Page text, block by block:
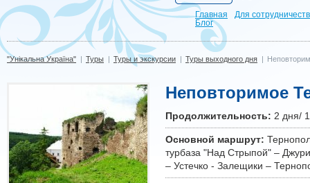
Главная
Для
Блог
"Унікальна Україна" | Туры | Туры и экскурсии | Туры выходного дня |
Неповторимое
Продолжительность: 2 дня/
Основной маршрут:
турбаза "Над Стрыпой" –
– Устечко - Залещики –